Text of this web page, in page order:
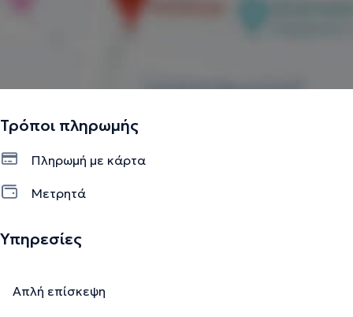
Τρόποι πληρωμής
Πληρωμή με κάρτα
Μετρητά
Υπηρεσίες
Απλή επίσκεψη